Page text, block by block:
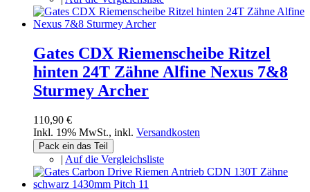
Gates CDX Riemenscheibe Ritzel
hinten 24T Zähne Alfine Nexus 7&8
Sturmey Archer
110,90 €
Inkl. 19% MwSt., inkl. Versandkosten
Pack ein das Teil
| Auf die Vergleichsliste